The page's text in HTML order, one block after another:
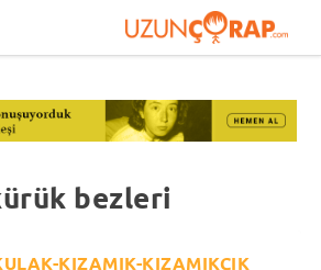
bezleri
KIZAMIK-KIZAMIKÇIK